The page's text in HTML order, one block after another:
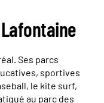
Ses parcs
sportives
le kite surf,
au parc des